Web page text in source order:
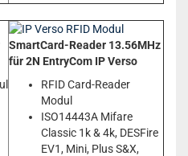
SmartCard-Reader 13.56MHz
für 2N EntryCom IP Verso
RFID Card-Reader
Modul
ISO14443A Mifare
Classic 1k & 4k, DESFire
EV1, Mini, Plus S&X,